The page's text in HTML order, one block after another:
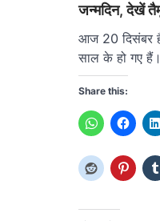
जन्मदिन, देखें
आज 20 दिसंबर
साल के हो गए
Share this: